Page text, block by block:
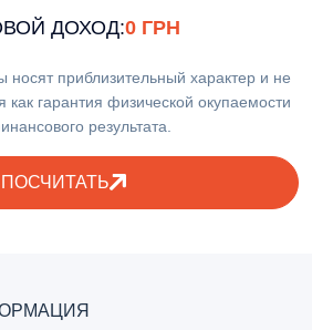
ДОХОД:0ГРН
приблизительный характер и не
как гарантия физической окупаемости
результата.
ПОСЧИТАТЬ